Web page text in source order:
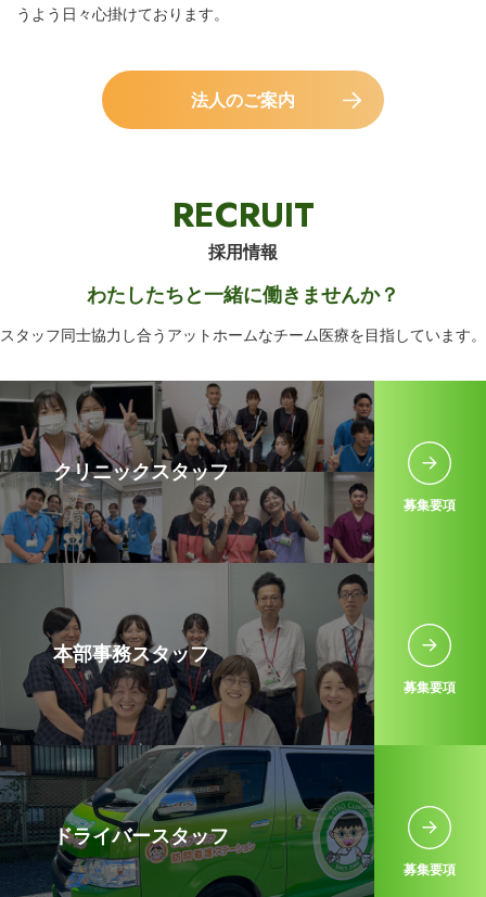
うよう日々心掛けております。
法人のご案内
RECRUIT
採用情報
わたしたちと一緒に働きませんか？
スタッフ同士協力し合うアットホームなチーム医療を目指しています。
クリニックスタッフ
募集要項
本部事務スタッフ
募集要項
ドライバースタッフ
募集要項